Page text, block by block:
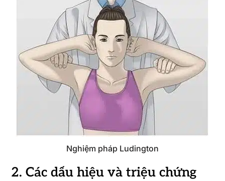
Nghiệm pháp Ludington
2. Các dấu hiệu và triệu chứng